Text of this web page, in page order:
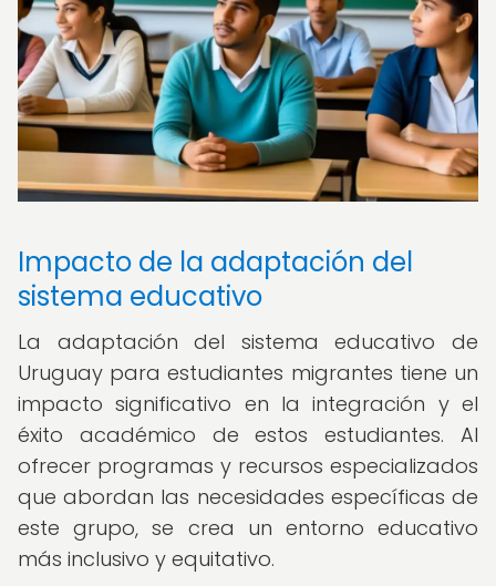
Impacto de la adaptación del
sistema educativo
La adaptación del sistema educativo de
Uruguay para estudiantes migrantes tiene un
impacto significativo en la integración y el
éxito académico de estos estudiantes. Al
ofrecer programas y recursos especializados
que abordan las necesidades específicas de
este grupo, se crea un entorno educativo
más inclusivo y equitativo.